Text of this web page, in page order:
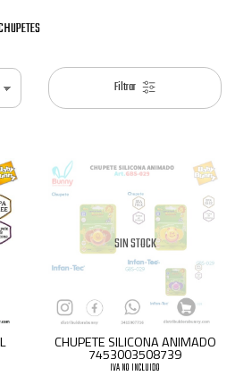
Filtrar
SIN STOCK
CHUPETE SILICONA ANIMADO
7453003508739
IVA NO INCLUIDO